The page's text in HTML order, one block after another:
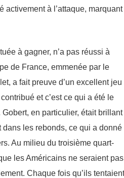
activement à l’attaque, marquant
à gagner, n’a pas réussi à
de France, emmenée par le
a fait preuve d’un excellent jeu
et c’est ce qui a été le
en particulier, était brillant
les rebonds, ce qui a donné
Au milieu du troisième quart-
les Américains ne seraient pas
Chaque fois qu’ils tentaient